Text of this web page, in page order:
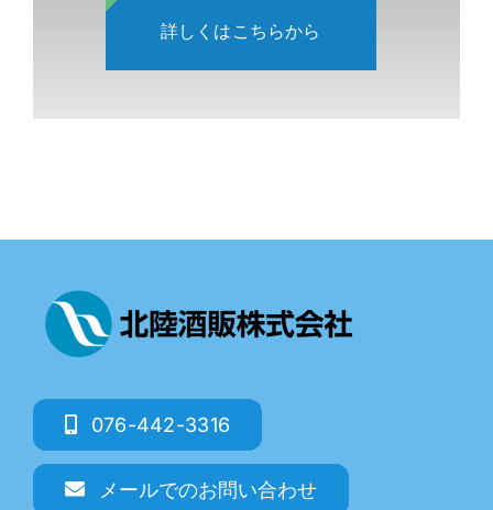
詳しくはこちらから
076-442-3316
メールでのお問い合わせ